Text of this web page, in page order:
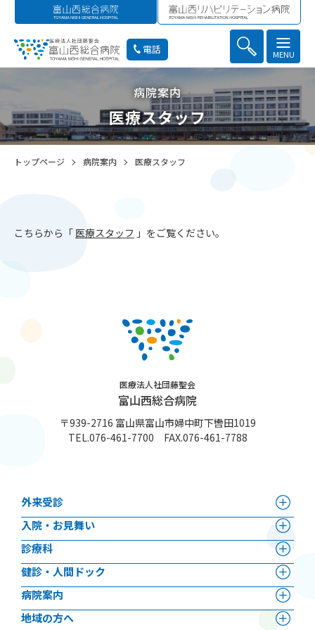
MENU
電話
病院案内
医療スタッフ
トップページ 病院案内 医療スタッフ
こちらから「 医療スタッフ 」をご覧ください。
医療法人社団藤聖会
富山西総合病院
〒939-2716 富山県富山市婦中町下轡田1019
TEL.076-461-7700 FAX.076-461-7788
外来受診
⼊院・お見舞い
診療科
健診・人間ドック
病院案内
地域の方へ